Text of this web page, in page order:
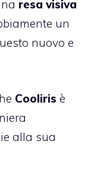
resa visiva
un
nuovo e
Cooliris è
alla sua